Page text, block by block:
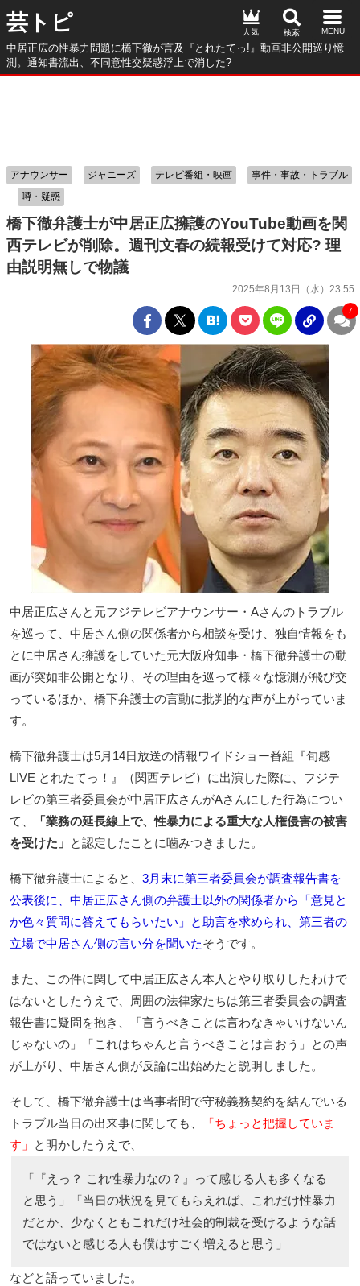
芸トピ
中居正広の性暴力問題に橋下徹が言及『とれたてっ!』動画非公開巡り憶
測。通知書流出、不同意性交疑惑浮上で消した?
人気
橋下徹弁護士が中居正広擁護のYouTube動画を関
西テレビが削除。週刊文春の続報受けて対応? 理
由説明無しで物議
2025年8月13日（水）23:55
アナウンサー ジャニーズ テレビ番組・映画
事件・事故・トラブル
噂・疑惑
7
中居正広さんと元フジテレビアナウンサー・Aさんのトラブル
を巡って、中居さん側の関係者から相談を受け、独自情報をも
とに中居さん擁護をしていた元大阪府知事・橋下徹弁護士の動
画が突如非公開となり、その理由を巡って様々な憶測が飛び交
っているほか、橋下弁護士の言動に批判的な声が上がっていま
す。
橋下徹弁護士は5月14日放送の情報ワイドショー番組『旬感
LIVE とれたてっ！』（関西テレビ）に出演した際に、フジテ
レビの第三者委員会が中居正広さんがAさんにした行為につい
て、
「業務の延長線上で、性暴力による重大な人権侵害の被害
を受けた」 と認定したことに噛みつきました。
橋下徹弁護士によると、 3月末に第三者委員会が調査報告書を
公表後に、中居正広さん側の弁護士以外の関係者から「意見と
か色々質問に答えてもらいたい」と助言を求められ、第三者の
立場で中居さん側の言い分を聞いたそうです。
また、この件に関して中居正広さん本人とやり取りしたわけで
はないとしたうえで、周囲の法律家たちは第三者委員会の調査
報告書に疑問を抱き、「言うべきことは言わなきゃいけないん
じゃないの」「これはちゃんと言うべきことは言おう」との声
が上がり、中居さん側が反論に出始めたと説明しました。
そして、橋下徹弁護士は当事者間で守秘義務契約を結んでいる
トラブル当日の出来事に関しても、
「ちょっと把握していま
す」
と明かしたうえで、
「『えっ？ これ性暴力なの？』って感じる人も多くなる
と思う」「当日の状況を見てもらえれば、これだけ性暴力
だとか、少なくともこれだけ社会的制裁を受けるような話
ではないと感じる人も僕はすごく増えると思う」
などと語っていました。